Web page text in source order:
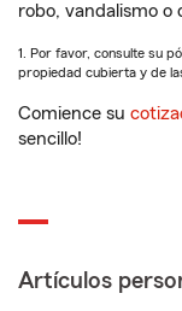
robo, vandalismo o
1. Por favor, consulte su
propiedad cubierta y de
Comience su
sencillo!
Artículos